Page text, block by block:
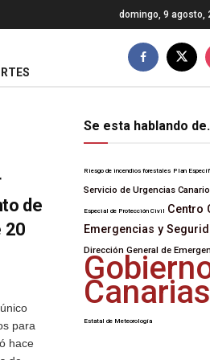
domingo, 9 agosto,
de
20
para
hace
Se esta hablando
Riesgo de incendios forestales Plan
Servicio de Urgencias Canario
Especial de Protección Civil Centro
Emergencias y
Dirección General de
Canarias
Estatal de Meteorología